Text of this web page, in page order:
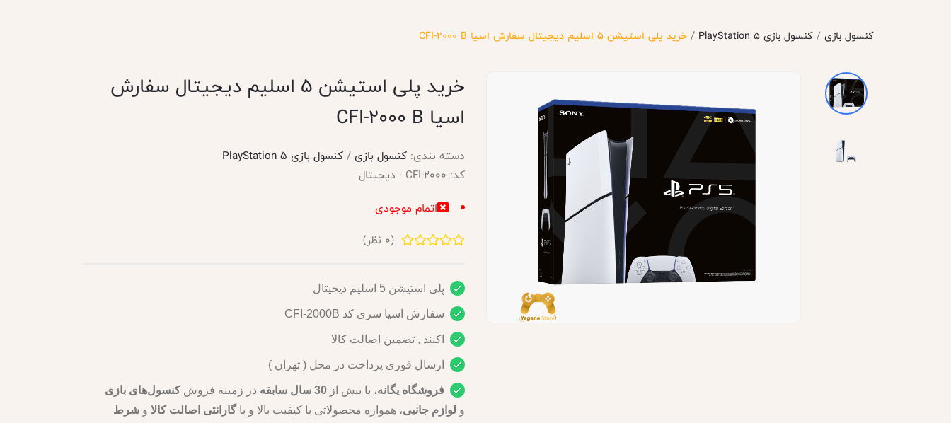
کنسول بازی / کنسول بازی PlayStation 5 /خرید پلی استیشن 5 اسلیم دیجیتال سفارش اسیا CFI-2000 B
خرید پلی استیشن 5 اسلیم دیجیتال سفارش
اسیا CFI-2000 B
دسته بندی: کنسول بازی /کنسول بازی PlayStation 5
کد: CFI-2000 - دیجیتال
اتمام موجودی
(
0 نظر)
پلی استیشن 5 اسلیم دیجیتال
سفارش اسیا سری کد CFI-2000B
اکبند , تضمین اصالت کالا
ارسال فوری پرداخت در محل ( تهران )
فروشگاه یگانه، با بیش از 30 سال سابقه در زمینه فروشکنسول‌های بازی
و لوازم جانبی، همواره محصولاتی با کیفیت بالا و باگارانتی اصالت کالا و شرط